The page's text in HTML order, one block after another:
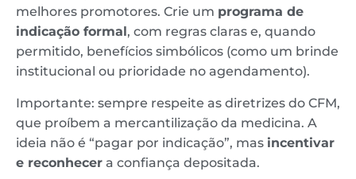
melhores promotores. Crie um programa de
indicação formal , com regras claras e, quando
permitido, benefícios simbólicos (como um brinde
institucional ou prioridade no agendamento).
Importante: sempre respeite as diretrizes do CFM,
que proíbem a mercantilização da medicina. A
ideia não é “pagar por indicação”, mas incentivar
e reconhecer a confiança depositada.